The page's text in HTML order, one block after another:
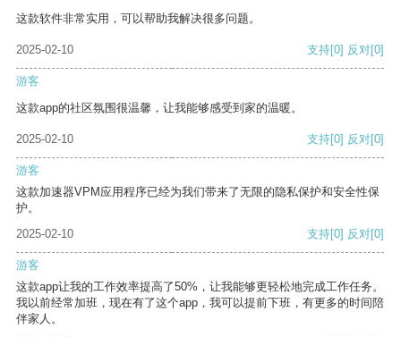
这款软件非常实用，可以帮助我解决很多问题。
2025-02-10 支持[0] 反对[0]
游客
这款app的社区氛围很温馨，让我能够感受到家的温暖。
2025-02-10 支持[0] 反对[0]
游客
这款加速器VPM应用程序已经为我们带来了无限的隐私保护和安全性保
护。
2025-02-10
支持[0] 反对[0]
游客
这款app让我的工作效率提高了50%，让我能够更轻松地完成工作任务。
我以前经常加班，现在有了这个app，我可以提前下班，有更多的时间陪
伴家人。